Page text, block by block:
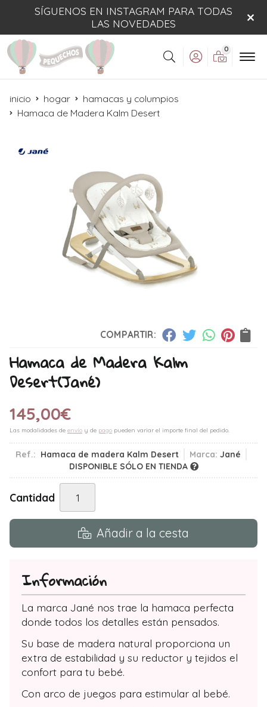
SÍGUENOS EN INSTAGRAM PARA TODAS
LAS NOVEDADES
Buscar
0
inicio hogar
hamacas y columpios
Hamaca de Madera Kalm Desert
COMPARTIR:
Hamaca de Madera Kalm
Desert(Jané)
145,00€
Las modalidades de envío y de pago pueden variar el importe final del pedido.
Ref.: Hamaca de madera Kalm Desert Marca: Jané
DISPONIBLE SÓLO EN TIENDA
Cantidad
Añadir a la cesta
Información
La marca Jané nos trae la hamaca perfecta
donde todos los detalles están pensados.
Su base de madera natural proporciona un
extra de estabilidad y su reductor y tejidos el
confort para tu bebé.
Con arco de juegos para estimular al bebé.